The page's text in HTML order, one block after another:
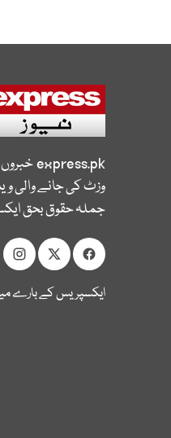
express.pk
وزٹ کی جانے والی
جملہ حقوق بحق
ایکسپریس کے بارے